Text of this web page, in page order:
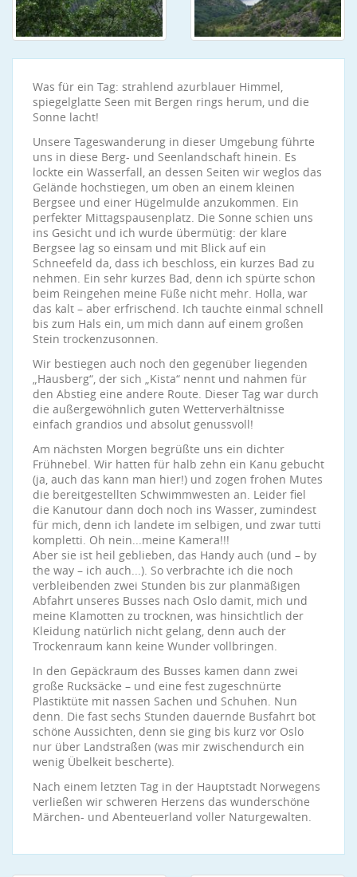
Was für ein Tag: strahlend azurblauer Himmel,
spiegelglatte Seen mit Bergen rings herum, und die
Sonne lacht!
Unsere Tageswanderung in dieser Umgebung führte
uns in diese Berg- und Seenlandschaft hinein. Es
lockte ein Wasserfall, an dessen Seiten wir weglos das
Gelände hochstiegen, um oben an einem kleinen
Bergsee und einer Hügelmulde anzukommen. Ein
perfekter Mittagspausenplatz. Die Sonne schien uns
ins Gesicht und ich wurde übermütig: der klare
Bergsee lag so einsam und mit Blick auf ein
Schneefeld da, dass ich beschloss, ein kurzes Bad zu
nehmen. Ein sehr kurzes Bad, denn ich spürte schon
beim Reingehen meine Füße nicht mehr. Holla, war
das kalt – aber erfrischend. Ich tauchte einmal schnell
bis zum Hals ein, um mich dann auf einem großen
Stein trockenzusonnen.
Wir bestiegen auch noch den gegenüber liegenden
„Hausberg“, der sich „Kista“ nennt und nahmen für
den Abstieg eine andere Route. Dieser Tag war durch
die außergewöhnlich guten Wetterverhältnisse
einfach grandios und absolut genussvoll!
Am nächsten Morgen begrüßte uns ein dichter
Frühnebel. Wir hatten für halb zehn ein Kanu gebucht
(ja, auch das kann man hier!) und zogen frohen Mutes
die bereitgestellten Schwimmwesten an. Leider fiel
die Kanutour dann doch noch ins Wasser, zumindest
für mich, denn ich landete im selbigen, und zwar tutti
kompletti. Oh nein...meine Kamera!!!
Aber sie ist heil geblieben, das Handy auch (und – by
the way – ich auch...). So verbrachte ich die noch
verbleibenden zwei Stunden bis zur planmäßigen
Abfahrt unseres Busses nach Oslo damit, mich und
meine Klamotten zu trocknen, was hinsichtlich der
Kleidung natürlich nicht gelang, denn auch der
Trockenraum kann keine Wunder vollbringen.
In den Gepäckraum des Busses kamen dann zwei
große Rucksäcke – und eine fest zugeschnürte
Plastiktüte mit nassen Sachen und Schuhen. Nun
denn. Die fast sechs Stunden dauernde Busfahrt bot
schöne Aussichten, denn sie ging bis kurz vor Oslo
nur über Landstraßen (was mir zwischendurch ein
wenig Übelkeit bescherte).
Nach einem letzten Tag in der Hauptstadt Norwegens
verließen wir schweren Herzens das wunderschöne
Märchen- und Abenteuerland voller Naturgewalten.